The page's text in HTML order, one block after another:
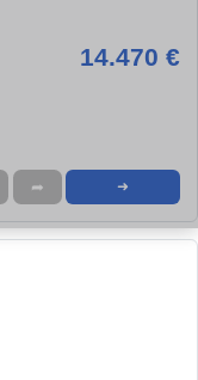
14.470 €
➦ ➜